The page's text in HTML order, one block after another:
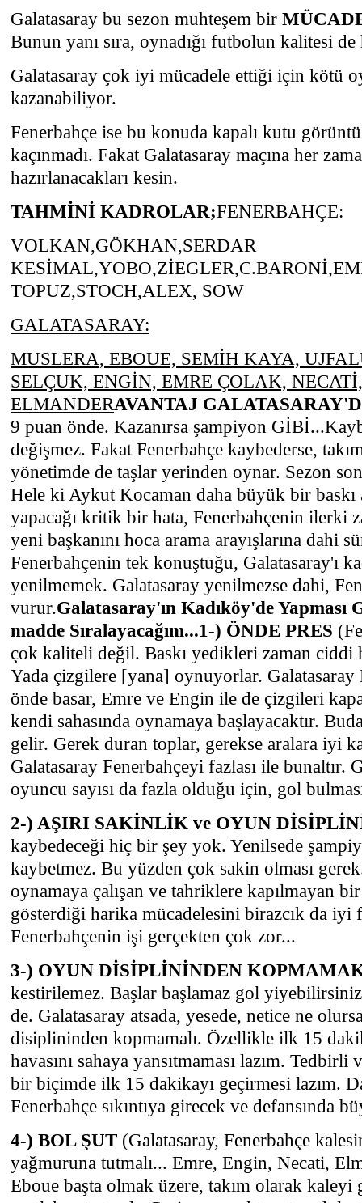
Galatasaray bu sezon muhteşem bir
Bunun yanı sıra, oynadığı futbolun kalitesi
Galatasaray çok iyi mücadele ettiği için kötü
kazanabiliyor.
Fenerbahçe ise bu konuda kapalı kutu
kaçınmadı. Fakat Galatasaray maçına her
hazırlanacakları kesin.
TAHMİNİ KADROLAR;FENERBAHÇE:
VOLKAN,GÖKHAN,SERDAR
TOPUZ,STOCH,ALEX, SOW
GALATASARAY:
MUSLERA, EBOUE, SEMİH KAYA,
SELÇUK, ENGİN, EMRE ÇOLAK, NECATİ,
ELMANDERAVANTAJ
9 puan önde. Kazanırsa şampiyon
değişmez. Fakat Fenerbahçe kaybederse,
yönetimde de taşlar yerinden oynar. Sezon
Hele ki Aykut Kocaman daha büyük bir baskı
yapacağı kritik bir hata, Fenerbahçenin ilerki
yeni başkanını hoca arama arayışlarına dahi
Fenerbahçenin tek konuştuğu, Galatasaray'ı
yenilmemek. Galatasaray yenilmezse dahi,
vurur.Galatasaray'ın Kadıköy'de Yapması
madde Sıralayacağım...1-) ÖNDE PRES
çok kaliteli değil. Baskı yedikleri zaman ciddi
Yada çizgilere [yana] oynuyorlar.
önde basar, Emre ve Engin ile de çizgileri
kendi sahasında oynamaya başlayacaktır.
gelir. Gerek duran toplar, gerekse aralara iyi
Galatasaray Fenerbahçeyi fazlası ile bunaltır.
oyuncu sayısı da fazla olduğu için, gol
2-) AŞIRI SAKİNLİK ve OYUN
kaybedeceği hiç bir şey yok. Yenilsede
kaybetmez. Bu yüzden çok sakin olması
oynamaya çalışan ve tahriklere kapılmayan
gösterdiği harika mücadelesini birazcık da iyi
Fenerbahçenin işi gerçekten çok zor...
3-) OYUN DİSİPLİNİNDEN
kestirilemez. Başlar başlamaz gol
de. Galatasaray atsada, yesede, netice ne
disiplininden kopmamalı. Özellikle ilk 15
havasını sahaya yansıtmaması lazım.
bir biçimde ilk 15 dakikayı geçirmesi lazım.
Fenerbahçe sıkıntıya girecek ve defansında
4-) BOL ŞUT (Galatasaray, Fenerbahçe
yağmuruna tutmalı... Emre, Engin, Necati,
Eboue başta olmak üzere, takım olarak